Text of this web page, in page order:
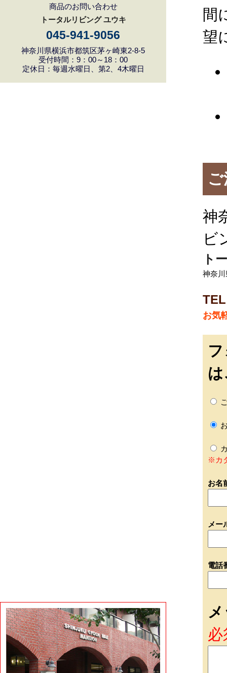
商品のお問い合わせ
トータルリビング ユウキ
045-941-9056
神奈川県横浜市都筑区茅ヶ崎東2-8-5
受付時間：9：00～18：00
定休日：毎週水曜日、第2、4木曜日
間
望
神
ビ
ト
神奈
お気
※カ
お名
メー
電話
必